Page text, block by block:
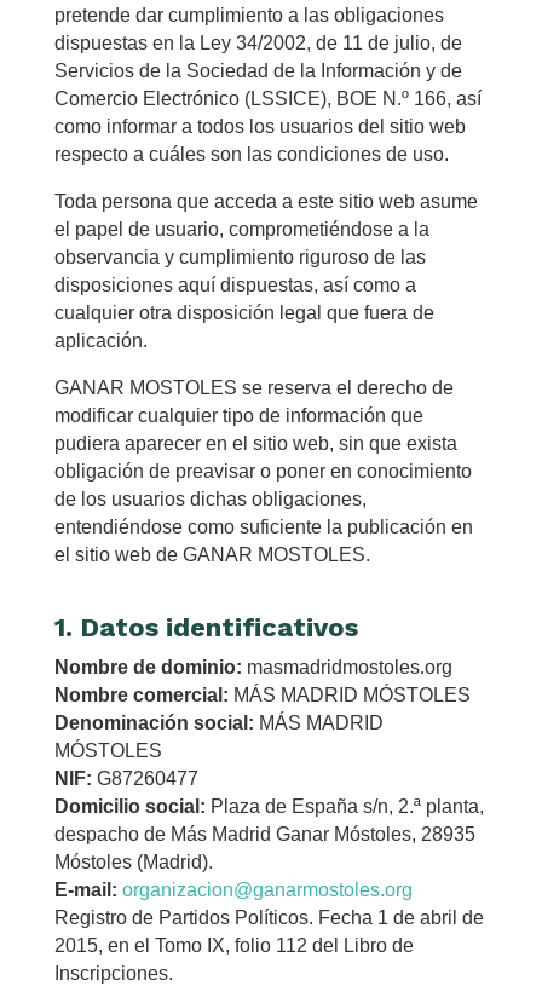
pretende dar cumplimiento a las obligaciones
dispuestas en la Ley 34/2002, de 11 de julio, de
Servicios de la Sociedad de la Información y de
Comercio Electrónico (LSSICE), BOE N.º 166, así
como informar a todos los usuarios del sitio web
respecto a cuáles son las condiciones de uso.
Toda persona que acceda a este sitio web asume
el papel de usuario, comprometiéndose a la
observancia y cumplimiento riguroso de las
disposiciones aquí dispuestas, así como a
cualquier otra disposición legal que fuera de
aplicación.
GANAR MOSTOLES se reserva el derecho de
modificar cualquier tipo de información que
pudiera aparecer en el sitio web, sin que exista
obligación de preavisar o poner en conocimiento
de los usuarios dichas obligaciones,
entendiéndose como suficiente la publicación en
el sitio web de GANAR MOSTOLES.
1. Datos identificativos
Nombre de dominio: masmadridmostoles.org
Nombre comercial: MÁS MADRID MÓSTOLES
Denominación social: MÁS MADRID
MÓSTOLES
NIF: G87260477
Domicilio social: Plaza de España s/n, 2.ª planta,
despacho de Más Madrid Ganar Móstoles, 28935
Móstoles (Madrid).
E-mail: organizacion@ganarmostoles.org
Registro de Partidos Políticos. Fecha 1 de abril de
2015, en el Tomo IX, folio 112 del Libro de
Inscripciones.